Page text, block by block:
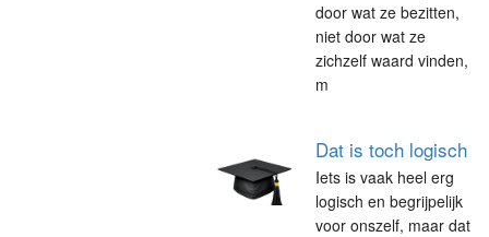
door wat ze bezitten,
niet door wat ze
zichzelf waard vinden,
m
Dat is toch logisch
Iets is vaak heel erg
logisch en begrijpelijk
voor onszelf, maar dat